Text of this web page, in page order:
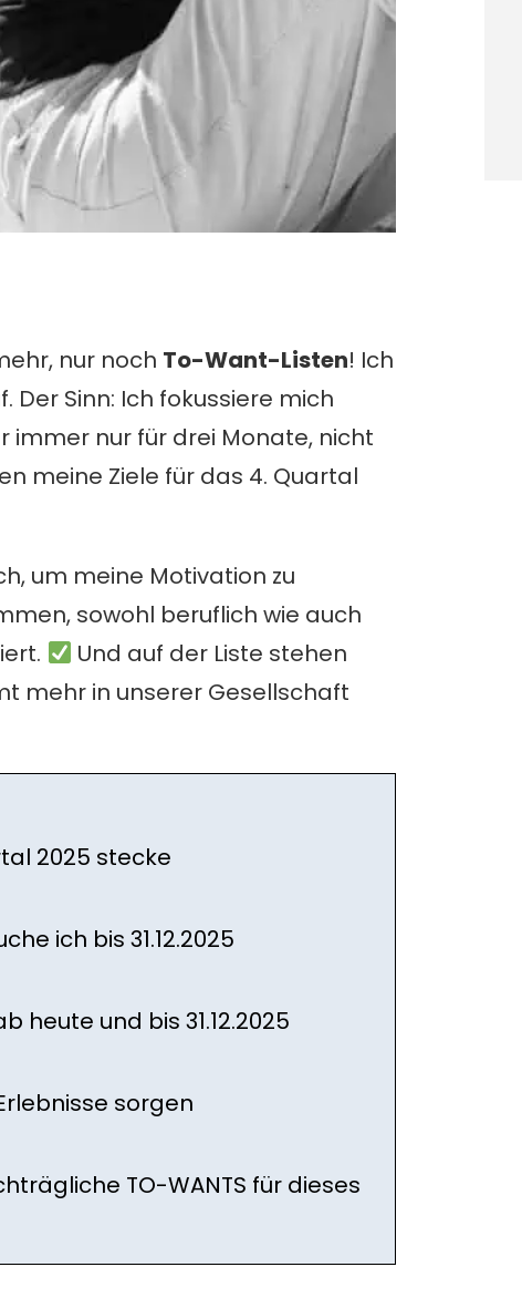
nur noch To-Want-Listen! Ich
Der Sinn: Ich fokussiere mich
immer nur für drei Monate, nicht
meine Ziele für das 4. Quartal
um meine Motivation zu
sowohl beruflich wie auch
Und auf der Liste stehen
mehr in unserer Gesellschaft
2025 stecke
ich bis 31.12.2025
heute und bis 31.12.2025
sorgen
TO-WANTS für dieses